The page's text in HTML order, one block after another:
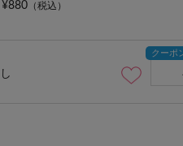
¥880 （税込）